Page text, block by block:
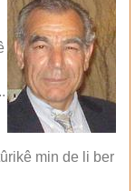
min de li ber